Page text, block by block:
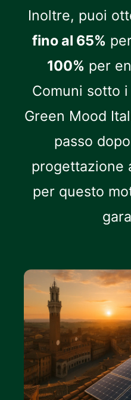
Inoltre, puoi
fino al 65%
100% per
Comuni sotto
Green Mood
passo
progettazione
per questo